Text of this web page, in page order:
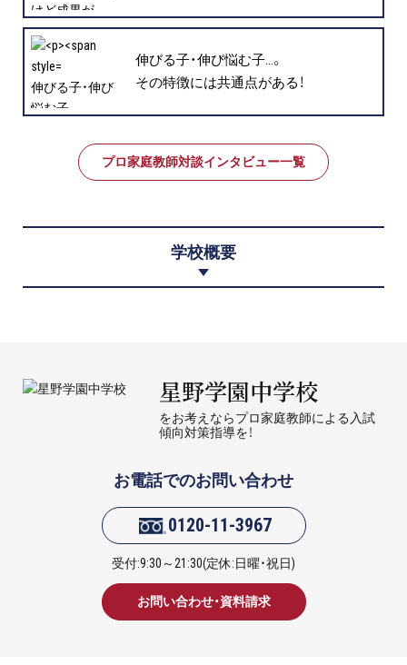
けど成果が…。
このままで大
丈夫でしょう
か？
" />
伸びる子・伸び
悩む子…。
共通点がある！
伸びる子・伸び悩む子…。
その特徴には共通点がある！
プロ家庭教師対談インタビュー一覧
学校概要
星野学園中学校
をお考えならプロ家庭教師による入試
傾向対策指導を！
お電話でのお問い合わせ
0120-11-3967
受付:9:30～21:30(定休:日曜・祝日)
お問い合わせ・資料請求